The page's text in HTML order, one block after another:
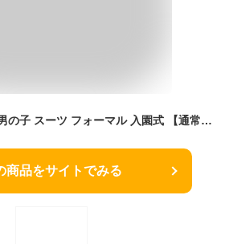
[RED PONY] 入学式 男の子 スーツ フォーマル 入園式 【通常A体サイズ】 (120cm, クロ×シロ(03))
商品をサイトでみる